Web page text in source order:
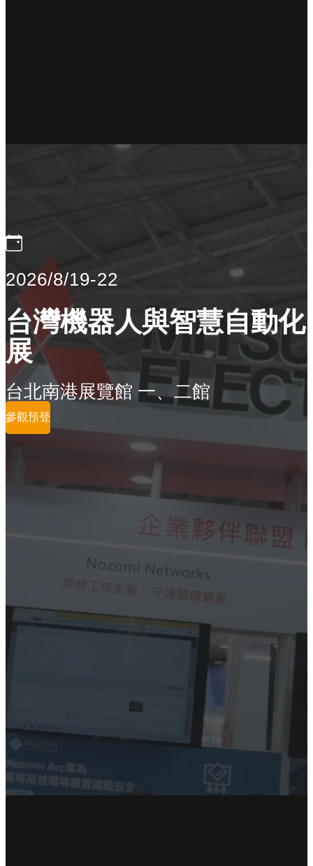
2026/8/19-22
台灣機器人與智慧自動化
展
台北南港展覽館 一、二館
參觀預登